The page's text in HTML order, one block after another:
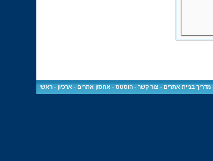
מדריך בניית אתרים - צור קשר - הוסטס - אחסון אתרים - ארכיון - ראשי